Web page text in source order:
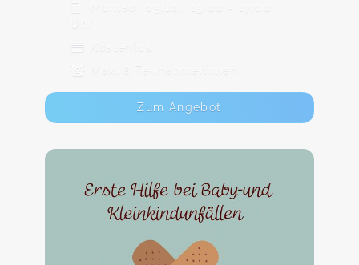
Montag, 05.10., 15:00 - 17:00
Max. 8 TeilnehmerInnen
Zum Angebot